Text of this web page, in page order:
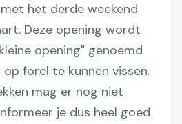
het derde weekend
Deze opening wordt
opening" genoemd
forel te kunnen vissen.
mag er nog niet
je dus heel goed